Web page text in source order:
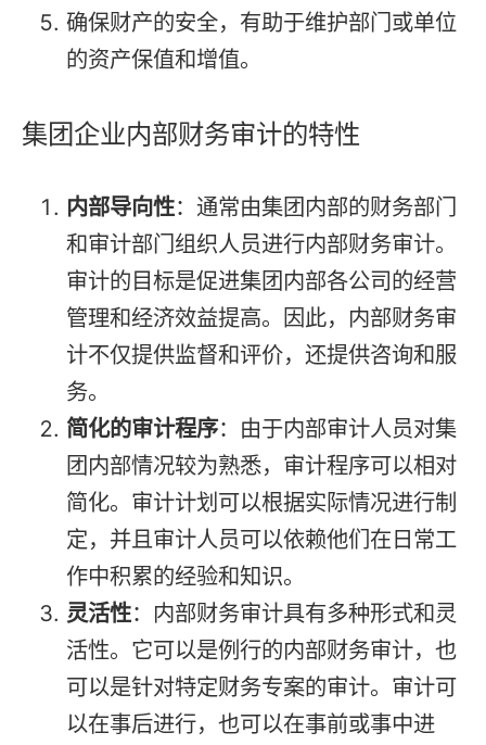
确保财产的安全，有助于维护部门或单位
的资产保值和增值。
集团企业内部财务审计的特性
内部导向性：通常由集团内部的财务部门
和审计部门组织人员进行内部财务审计。
审计的目标是促进集团内部各公司的经营
管理和经济效益提高。因此，内部财务审
计不仅提供监督和评价，还提供咨询和服
务。
简化的审计程序：由于内部审计人员对集
团内部情况较为熟悉，审计程序可以相对
简化。审计计划可以根据实际情况进行制
定，并且审计人员可以依赖他们在日常工
作中积累的经验和知识。
灵活性：内部财务审计具有多种形式和灵
活性。它可以是例行的内部财务审计，也
可以是针对特定财务专案的审计。审计可
以在事后进行，也可以在事前或事中进